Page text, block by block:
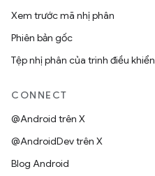
Xem trước mã nhị phân
Phiên bản gốc
Tệp nhị phân của trình điều khiển
CONNECT
@Android trên X
@AndroidDev trên X
Blog Android